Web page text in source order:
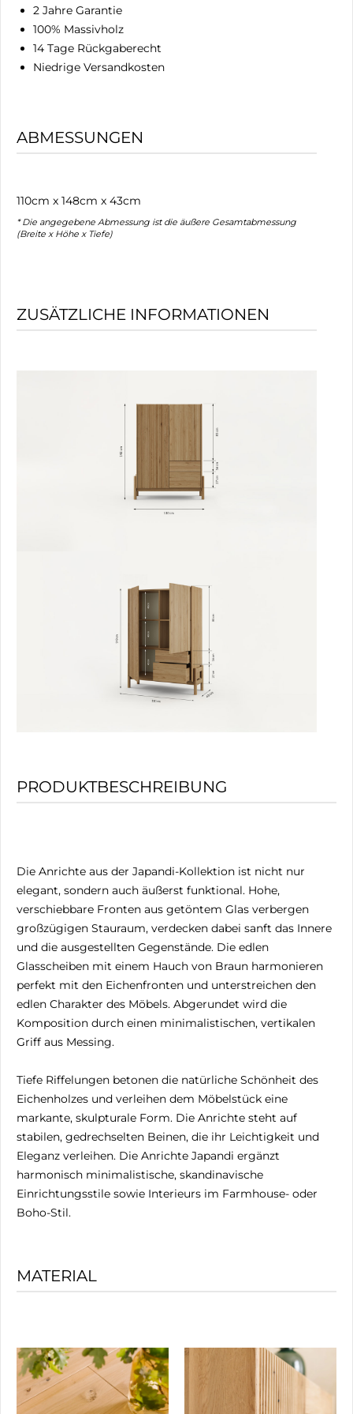
2 Jahre Garantie
100% Massivholz
14 Tage Rückgaberecht
Niedrige Versandkosten
ABMESSUNGEN
110cm x 148cm x 43cm
* Die angegebene Abmessung ist die äußere Gesamtabmessung
(Breite x Höhe x Tiefe)
ZUSÄTZLICHE INFORMATIONEN
PRODUKTBESCHREIBUNG
Die Anrichte aus der Japandi-Kollektion ist nicht nur
elegant, sondern auch äußerst funktional. Hohe,
verschiebbare Fronten aus getöntem Glas verbergen
großzügigen Stauraum, verdecken dabei sanft das Innere
und die ausgestellten Gegenstände. Die edlen
Glasscheiben mit einem Hauch von Braun harmonieren
perfekt mit den Eichenfronten und unterstreichen den
edlen Charakter des Möbels. Abgerundet wird die
Komposition durch einen minimalistischen, vertikalen
Griff aus Messing.
Tiefe Riffelungen betonen die natürliche Schönheit des
Eichenholzes und verleihen dem Möbelstück eine
markante, skulpturale Form. Die Anrichte steht auf
stabilen, gedrechselten Beinen, die ihr Leichtigkeit und
Eleganz verleihen. Die Anrichte Japandi ergänzt
harmonisch minimalistische, skandinavische
Einrichtungsstile sowie Interieurs im Farmhouse- oder
Boho-Stil.
MATERIAL